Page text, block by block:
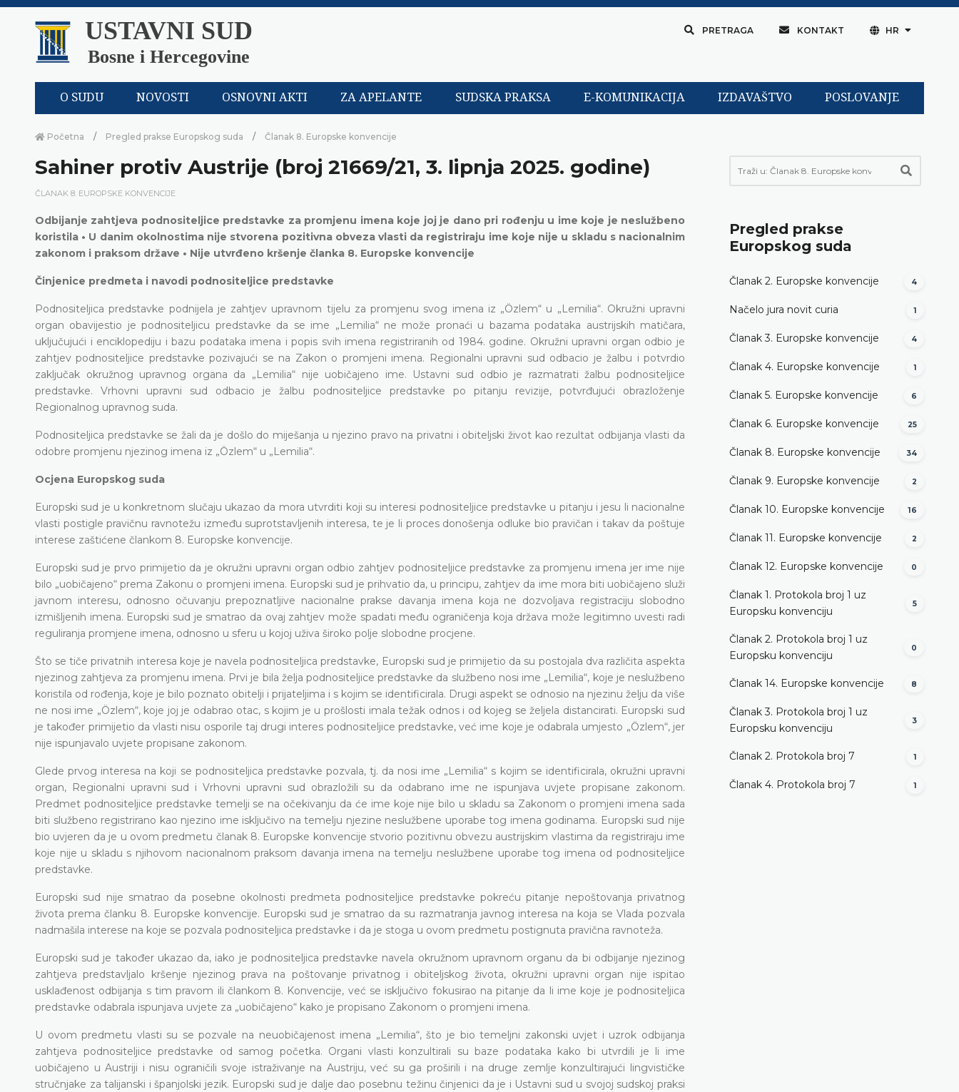
USTAVNI SUD
Bosne i Hercegovine
PRETRAGA KONTAKT HR
O SUDU NOVOSTI OSNOVNI AKTI ZA APELANTE SUDSKA PRAKSA E-KOMUNIKACIJA IZDAVAŠTVO POSLOVANJE
Početna Pregled prakse Europskog suda Članak 8. Europske konvencije
Sahiner protiv Austrije (broj 21669/21, 3. lipnja 2025. godine)
ČLANAK 8. EUROPSKE KONVENCIJE
Odbijanje zahtjeva podnositeljice predstavke za promjenu imena koje joj je dano pri rođenju u ime koje je neslužbeno
koristila • U danim okolnostima nije stvorena pozitivna obveza vlasti da registriraju ime koje nije u skladu s nacionalnim
zakonom i praksom države • Nije utvrđeno kršenje članka 8. Europske konvencije
Činjenice predmeta i navodi podnositeljice predstavke
Podnositeljica predstavke podnijela je zahtjev upravnom tijelu za promjenu svog imena iz „Özlem“ u „Lemilia“. Okružni upravni
organ obavijestio je podnositeljicu predstavke da se ime „Lemilia“ ne može pronaći u bazama podataka austrijskih matičara,
uključujući i enciklopediju i bazu podataka imena i popis svih imena registriranih od 1984. godine. Okružni upravni organ odbio je
zahtjev podnositeljice predstavke pozivajući se na Zakon o promjeni imena. Regionalni upravni sud odbacio je žalbu i potvrdio
zaključak okružnog upravnog organa da „Lemilia“ nije uobičajeno ime. Ustavni sud odbio je razmatrati žalbu podnositeljice
predstavke. Vrhovni upravni sud odbacio je žalbu podnositeljice predstavke po pitanju revizije, potvrđujući obrazloženje
Regionalnog upravnog suda.
Podnositeljica predstavke se žali da je došlo do miješanja u njezino pravo na privatni i obiteljski život kao rezultat odbijanja vlasti da
odobre promjenu njezinog imena iz „Özlem“ u „Lemilia“.
Ocjena Europskog suda
Europski sud je u konkretnom slučaju ukazao da mora utvrditi koji su interesi podnositeljice predstavke u pitanju i jesu li nacionalne
vlasti postigle pravičnu ravnotežu između suprotstavljenih interesa, te je li proces donošenja odluke bio pravičan i takav da poštuje
interese zaštićene člankom 8. Europske konvencije.
Europski sud je prvo primijetio da je okružni upravni organ odbio zahtjev podnositeljice predstavke za promjenu imena jer ime nije
bilo „uobičajeno“ prema Zakonu o promjeni imena. Europski sud je prihvatio da, u principu, zahtjev da ime mora biti uobičajeno služi
javnom interesu, odnosno očuvanju prepoznatljive nacionalne prakse davanja imena koja ne dozvoljava registraciju slobodno
izmišljenih imena. Europski sud je smatrao da ovaj zahtjev može spadati među ograničenja koja država može legitimno uvesti radi
reguliranja promjene imena, odnosno u sferu u kojoj uživa široko polje slobodne procjene.
Što se tiče privatnih interesa koje je navela podnositeljica predstavke, Europski sud je primijetio da su postojala dva različita aspekta
njezinog zahtjeva za promjenu imena. Prvi je bila želja podnositeljice predstavke da službeno nosi ime „Lemilia“, koje je neslužbeno
koristila od rođenja, koje je bilo poznato obitelji i prijateljima i s kojim se identificirala. Drugi aspekt se odnosio na njezinu želju da više
ne nosi ime „Özlem“, koje joj je odabrao otac, s kojim je u prošlosti imala težak odnos i od kojeg se željela distancirati. Europski sud
je također primijetio da vlasti nisu osporile taj drugi interes podnositeljice predstavke, već ime koje je odabrala umjesto „Özlem“, jer
nije ispunjavalo uvjete propisane zakonom.
Glede prvog interesa na koji se podnositeljica predstavke pozvala, tj. da nosi ime „Lemilia“ s kojim se identificirala, okružni upravni
organ, Regionalni upravni sud i Vrhovni upravni sud obrazložili su da odabrano ime ne ispunjava uvjete propisane zakonom.
Predmet podnositeljice predstavke temelji se na očekivanju da će ime koje nije bilo u skladu sa Zakonom o promjeni imena sada
biti službeno registrirano kao njezino ime isključivo na temelju njezine neslužbene uporabe tog imena godinama. Europski sud nije
bio uvjeren da je u ovom predmetu članak 8. Europske konvencije stvorio pozitivnu obvezu austrijskim vlastima da registriraju ime
koje nije u skladu s njihovom nacionalnom praksom davanja imena na temelju neslužbene uporabe tog imena od podnositeljice
predstavke.
Europski sud nije smatrao da posebne okolnosti predmeta podnositeljice predstavke pokreću pitanje nepoštovanja privatnog
života prema članku 8. Europske konvencije. Europski sud je smatrao da su razmatranja javnog interesa na koja se Vlada pozvala
nadmašila interese na koje se pozvala podnositeljica predstavke i da je stoga u ovom predmetu postignuta pravična ravnoteža.
Europski sud je također ukazao da, iako je podnositeljica predstavke navela okružnom upravnom organu da bi odbijanje njezinog
zahtjeva predstavljalo kršenje njezinog prava na poštovanje privatnog i obiteljskog života, okružni upravni organ nije ispitao
usklađenost odbijanja s tim pravom ili člankom 8. Konvencije, već se isključivo fokusirao na pitanje da li ime koje je podnositeljica
predstavke odabrala ispunjava uvjete za „uobičajeno“ kako je propisano Zakonom o promjeni imena.
U ovom predmetu vlasti su se pozvale na neuobičajenost imena „Lemilia“, što je bio temeljni zakonski uvjet i uzrok odbijanja
zahtjeva podnositeljice predstavke od samog početka. Organi vlasti konzultirali su baze podataka kako bi utvrdili je li ime
uobičajeno u Austriji i nisu ograničili svoje istraživanje na Austriju, već su ga proširili i na druge zemlje konzultirajući lingvističke
stručnjake za talijanski i španjolski jezik. Europski sud je dalje dao posebnu težinu činjenici da je i Ustavni sud u svojoj sudskoj praksi
Pregled prakse
Europskog suda
Članak 2. Europske konvencije 4
Načelo jura novit curia 1
Članak 3. Europske konvencije 4
Članak 4. Europske konvencije 1
Članak 5. Europske konvencije 6
Članak 6. Europske konvencije 25
Članak 8. Europske konvencije 34
Članak 9. Europske konvencije 2
Članak 10. Europske konvencije 16
Članak 11. Europske konvencije 2
Članak 12. Europske konvencije 0
Članak 1. Protokola broj 1 uz
Europsku konvenciju
5
Članak 2. Protokola broj 1 uz
Europsku konvenciju
0
Članak 14. Europske konvencije 8
Članak 3. Protokola broj 1 uz
Europsku konvenciju
3
Članak 2. Protokola broj 7 1
Članak 4. Protokola broj 7 1